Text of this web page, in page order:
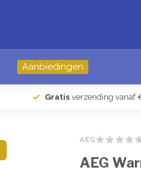
Aanbiedingen
Gratisverzending vanaf
AEG
AEG